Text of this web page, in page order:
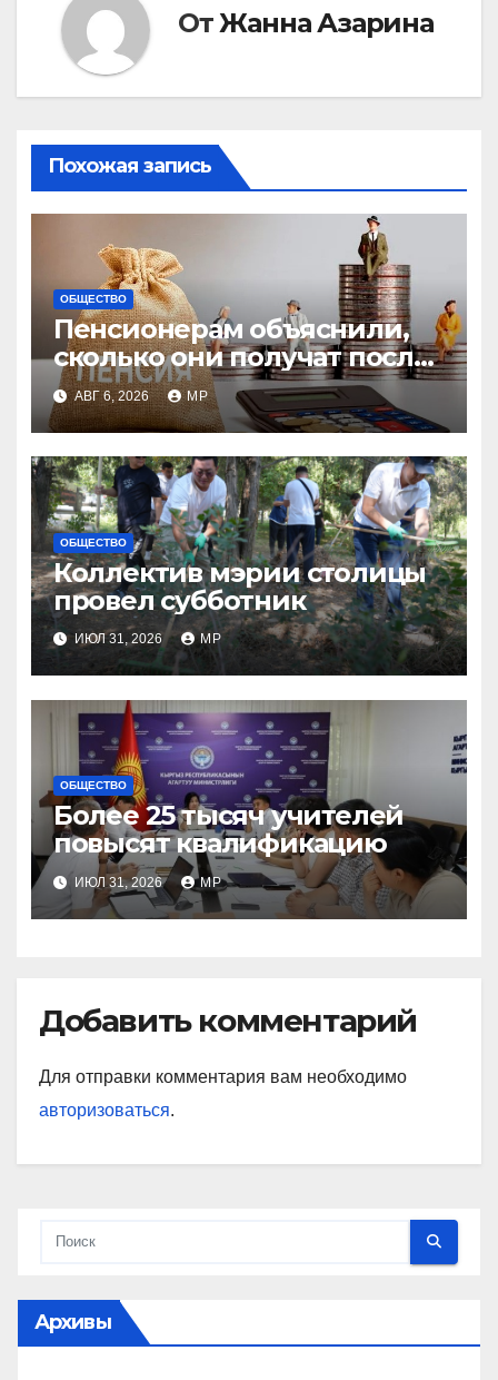
ОтЖанна Азарина
Похожая запись
ОБЩЕСТВО
Пенсионерам объяснили,
сколько они получат после
индексации
АВГ 6, 2026 MP
ОБЩЕСТВО
Коллектив мэрии столицы
провел субботник
ИЮЛ 31, 2026 MP
ОБЩЕСТВО
Более 25 тысяч учителей
повысят квалификацию
ИЮЛ 31, 2026 MP
Добавить комментарий
Для отправки комментария вам необходимо
авторизоваться.
Архивы